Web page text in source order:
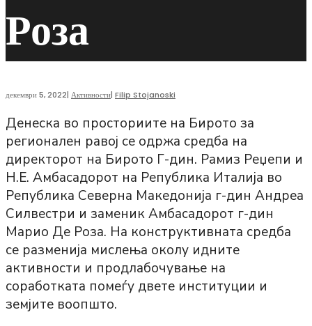
Роза
декември 5, 2022| Активности| Filip Stojanoski
Денеска во просториите на Бирото за
регионален равој се одржа средба на
директорот на Бирото Г-дин. Рамиз Реџепи и
Н.Е. Амбасадорот на Република Италија во
Република Северна Македонија г-дин Андреа
Силвестри и заменик Амбасадорот г-дин
Марио Де Роза. На конструктивната средба
се разменија мислења околу идните
активности и продлабочување на
соработката помеѓу двете институции и
земјите воопшто.